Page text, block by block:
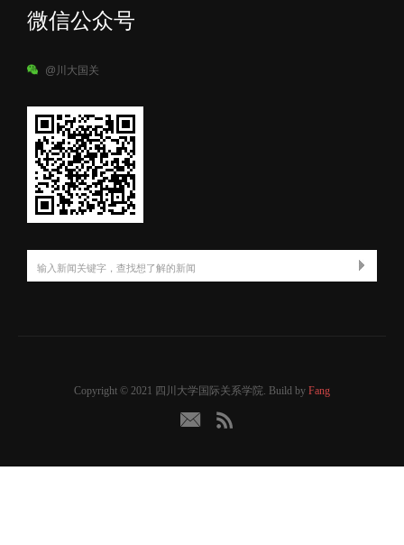
微信公众号
@川大国关
Copyright © 2021 四川大学国际关系学院. Build by Fang